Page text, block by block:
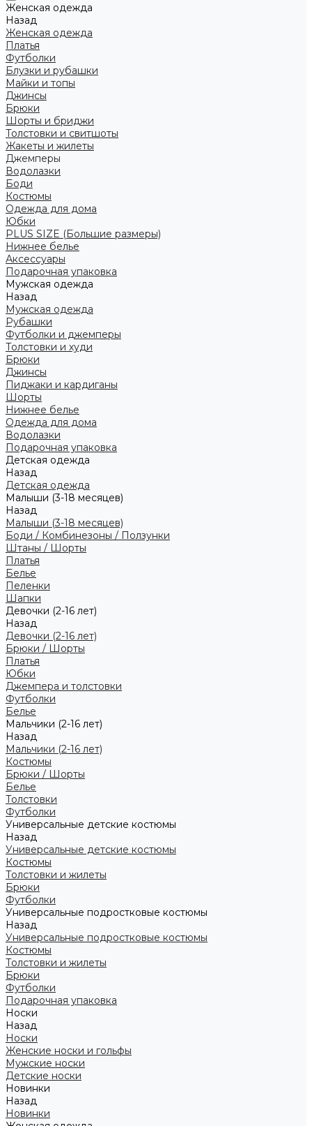
Женская одежда
Назад
Женская одежда
Платья
Футболки
Блузки и рубашки
Майки и топы
Джинсы
Брюки
Шорты и бриджи
Толстовки и свитшоты
Жакеты и жилеты
Джемперы
Водолазки
Боди
Костюмы
Одежда для дома
Юбки
PLUS SIZE (Большие размеры)
Нижнее белье
Аксессуары
Подарочная упаковка
Мужская одежда
Назад
Мужская одежда
Рубашки
Футболки и джемперы
Толстовки и худи
Брюки
Джинсы
Пиджаки и кардиганы
Шорты
Нижнее белье
Одежда для дома
Водолазки
Подарочная упаковка
Детская одежда
Назад
Детская одежда
Малыши (3-18 месяцев)
Назад
Малыши (3-18 месяцев)
Боди / Комбинезоны / Ползунки
Штаны / Шорты
Платья
Белье
Пеленки
Шапки
Девочки (2-16 лет)
Назад
Девочки (2-16 лет)
Брюки / Шорты
Платья
Юбки
Джемпера и толстовки
Футболки
Белье
Мальчики (2-16 лет)
Назад
Мальчики (2-16 лет)
Костюмы
Брюки / Шорты
Белье
Толстовки
Футболки
Универсальные детские костюмы
Назад
Универсальные детские костюмы
Костюмы
Толстовки и жилеты
Брюки
Футболки
Универсальные подростковые костюмы
Назад
Универсальные подростковые костюмы
Костюмы
Толстовки и жилеты
Брюки
Футболки
Подарочная упаковка
Носки
Назад
Носки
Женские носки и гольфы
Мужские носки
Детские носки
Новинки
Назад
Новинки